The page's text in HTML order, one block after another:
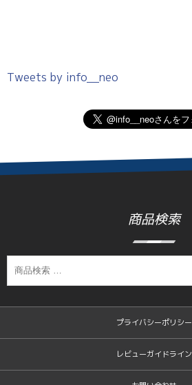
Tweets by info__neo
商品検索
プライバシーポリシー
レビューガイドライン